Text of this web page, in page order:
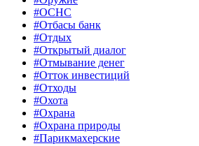
#ОСНС
#Отбасы банк
#Отдых
#Открытый диалог
#Отмывание денег
#Отток инвестиций
#Отходы
#Охота
#Охрана
#Охрана природы
#Парикмахерские